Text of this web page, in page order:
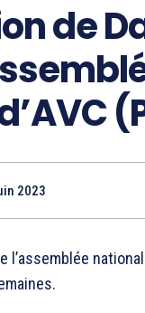
de
2023
l’assemblée